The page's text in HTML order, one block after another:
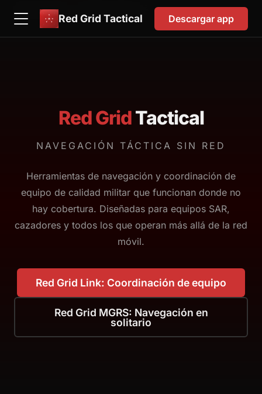
Red Grid Tactical Descargar app
EN FR DE
Red GridTactical
NAVEGACIÓN TÁCTICA SIN RED
Herramientas de navegación y coordinación de
equipo de calidad militar que funcionan donde no
hay cobertura. Diseñadas para equipos SAR,
cazadores y todos los que operan más allá de la red
móvil.
Red Grid Link: Coordinación de equipo
Red Grid MGRS: Navegación en
solitario